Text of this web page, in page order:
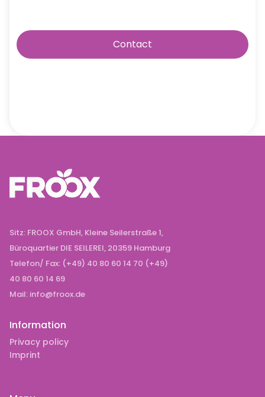
Contact
Sitz: FROOX GmbH, Kleine Seilerstraße 1,
Büroquartier DIE SEILEREI, 20359 Hamburg
Telefon/ Fax: (+49) 40 80 60 14 70 (+49)
40 80 60 14 69
Mail: info@froox.de
Information
Privacy policy
Imprint